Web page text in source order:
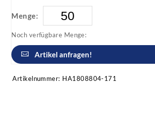
Menge:
Noch verfügbare Menge:
Artikel anfragen!
Artikelnummer: HA1808804-171